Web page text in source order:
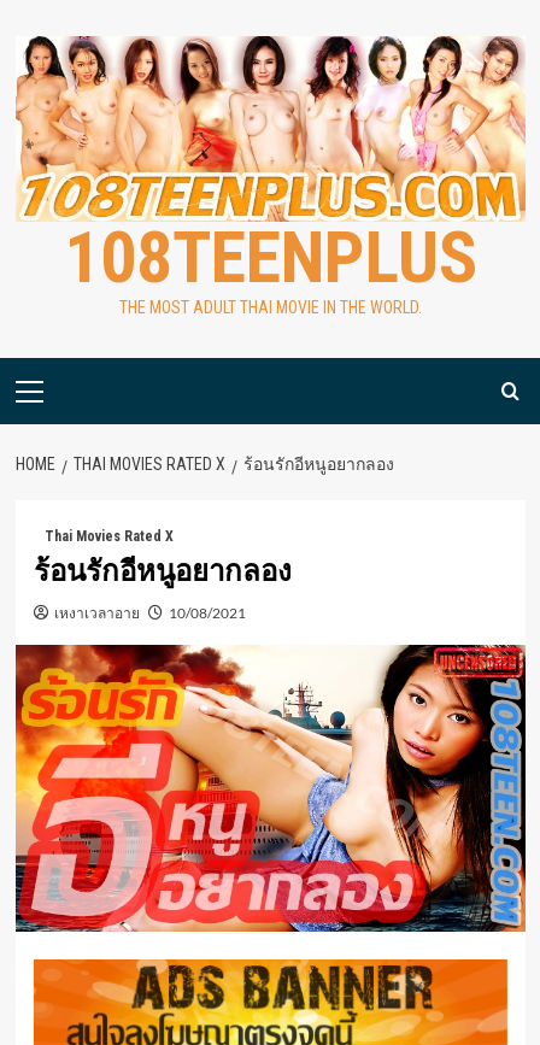
content
108TEENPLUS
THE MOST ADULT THAI MOVIE IN THE WORLD.
Primary
HOME THAI MOVIES RATED X ร้อนรักอีหนูอยากลอง
Thai Movies Rated X
ร้อนรักอีหนูอยากลอง
เหงาเวลาอาย 10/08/2021